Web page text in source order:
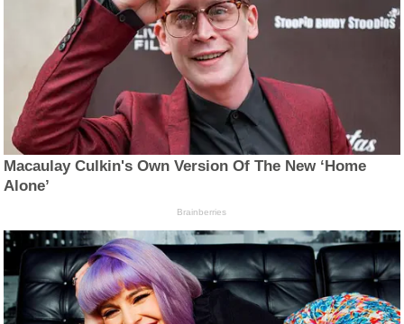
Macaulay Culkin's Own Version Of The New ‘Home
Alone’
Brainberries